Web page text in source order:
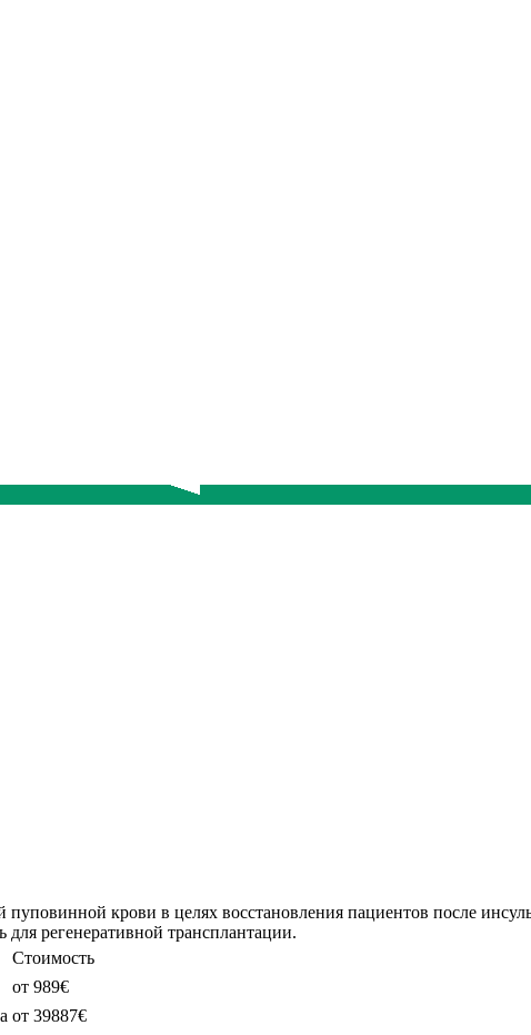
крови в целях восстановления пациентов после
регенеративной трансплантации.
Стоимость
от 989€
от 39887€